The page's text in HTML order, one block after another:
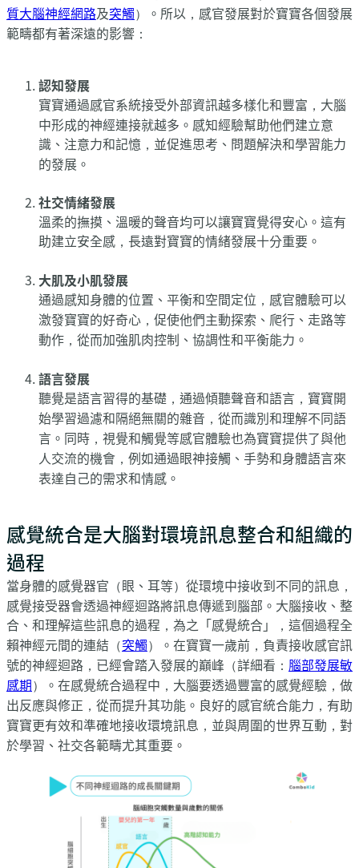
質大腦神經網路及突觸）。所以，感官發展對於寶寶各個發展
範疇都有著深遠的影響：
認知發展
寶寶通過感官系統接受外部資訊越多樣化和豐富，大腦
中形成的神經連接就越多。感知經驗幫助他們建立意
識、注意力和記憶，並促進思考、問題解決和學習能力
的發展。
社交情緒發展
溫柔的撫摸、溫暖的聲音均可以讓寶寶覺得安心。這有
助建立安全感，長遠對寶寶的情緒發展十分重要。
大肌及小肌發展
通過感知身體的位置、平衡和空間定位，感官體驗可以
激發寶寶的好奇心，促使他們主動探索、爬行、走路等
動作，從而加強肌肉控制、協調性和平衡能力。
語言發展
聽覺是語言習得的基礎，通過傾聽聲音和語言，寶寶開
始學習過濾和隔絕無關的雜音，從而識別和理解不同語
言。同時，視覺和觸覺等感官體驗也為寶寶提供了與他
人交流的機會，例如通過眼神接觸、手勢和身體語言來
表達自己的需求和情感。
感覺統合是大腦對環境訊息整合和組織的
過程
當身體的感覺器官（眼、耳等）從環境中接收到不同的訊息，
感覺接受器會透過神經迴路將訊息傳遞到腦部。大腦接收、整
合、和理解這些訊息的過程，為之「感覺統合」，這個過程全
賴神經元間的連結（突觸）。在寶寶一歲前，負責接收感官訊
號的神經迴路，已經會踏入發展的巔峰（詳細看： 腦部發展敏
感期）。在感覺統合過程中，大腦要透過豐富的感覺經驗，做
出反應與修正，從而提升其功能。良好的感官統合能力，有助
寶寶更有效和準確地接收環境訊息，並與周圍的世界互動，對
於學習、社交各範疇尤其重要。